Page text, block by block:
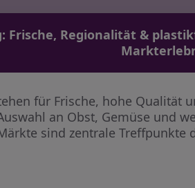
Frische, Regionalität &
für Frische, hohe Qualität
an Obst, Gemüse und
sind zentrale